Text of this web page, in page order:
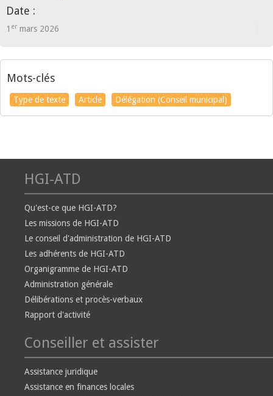
Date :
1 er mars 2026
Mots-clés
Type de texte Article Délégation (Conseil municipal)
HGI-ATD
Qu'est-ce que HGI-ATD?
Les missions de HGI-ATD
Le conseil d'administration de HGI-ATD
Les adhérents de HGI-ATD
Organigramme de HGI-ATD
Administration générale
Délibérations et procès-verbaux
Rapport d'activité
Conseiller et assister
Assistance juridique
Assistance en finances locales